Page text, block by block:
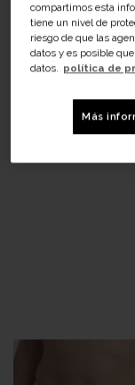
compartimos esta
tiene un nivel de
riesgo de que las
datos y es posible
datos. política de
Más